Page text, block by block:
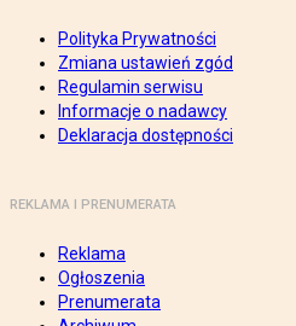
Polityka Prywatności
Zmiana ustawień zgód
Regulamin serwisu
Informacje o nadawcy
Deklaracja dostępności
REKLAMA I PRENUMERATA
Reklama
Ogłoszenia
Prenumerata